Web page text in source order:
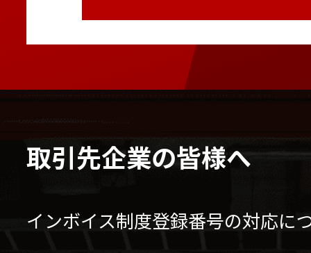
取引先企業の皆様へ
インボイス制度登録番号の対応に